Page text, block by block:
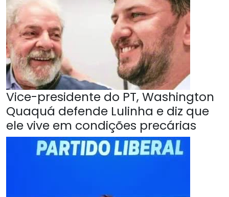
Vice-presidente do PT, Washington
Quaquá defende Lulinha e diz que
ele vive em condições precárias